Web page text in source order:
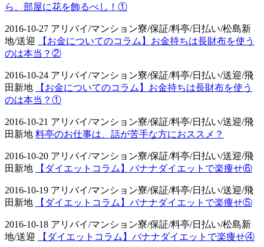
ら、部屋に花を飾るべし！①
2016-10-27 アリバイ/マンション寮/保証/料亭/日払い/松島新
地/送迎
【お金についてのコラム】お金持ちは長財布を使う
のは本当？②
2016-10-24 アリバイ/マンション寮/保証/料亭/日払い/送迎/飛
田新地
【お金についてのコラム】お金持ちは長財布を使う
のは本当？①
2016-10-21 アリバイ/マンション寮/保証/料亭/日払い/送迎/飛
田新地 料亭のお仕事は、話が苦手な方におススメ？
2016-10-20 アリバイ/マンション寮/保証/料亭/日払い/送迎/飛
田新地
【ダイエットコラム】バナナダイエットで楽痩せ⑥
2016-10-19 アリバイ/マンション寮/保証/料亭/日払い/送迎/飛
田新地
【ダイエットコラム】バナナダイエットで楽痩せ⑤
2016-10-18 アリバイ/マンション寮/保証/料亭/日払い/松島新
地/送迎
【ダイエットコラム】バナナダイエットで楽痩せ④